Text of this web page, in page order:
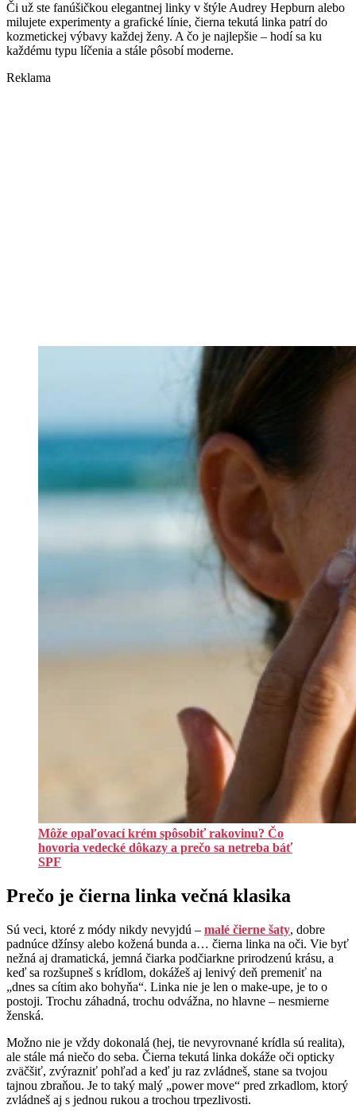
Či už ste fanúšičkou elegantnej linky v štýle Audrey Hepburn alebo
milujete experimenty a grafické línie, čierna tekutá linka patrí do
kozmetickej výbavy každej ženy. A čo je najlepšie – hodí sa ku
každému typu líčenia a stále pôsobí moderne.
Reklama
Môže opaľovací krém spôsobiť rakovinu? Čo
hovoria vedecké dôkazy a prečo sa netreba báť
SPF
Prečo je čierna linka večná klasika
Sú veci, ktoré z módy nikdy nevyjdú – malé čierne šaty, dobre
padnúce džínsy alebo kožená bunda a… čierna linka na oči. Vie byť
nežná aj dramatická, jemná čiarka podčiarkne prirodzenú krásu, a
keď sa rozšupneš s krídlom, dokážeš aj lenivý deň premeniť na
„dnes sa cítim ako bohyňa“. Linka nie je len o make-upe, je to o
postoji. Trochu záhadná, trochu odvážna, no hlavne – nesmierne
ženská.
Možno nie je vždy dokonalá (hej, tie nevyrovnané krídla sú realita),
ale stále má niečo do seba. Čierna tekutá linka dokáže oči opticky
zväčšiť, zvýrazniť pohľad a keď ju raz zvládneš, stane sa tvojou
tajnou zbraňou. Je to taký malý „power move“ pred zrkadlom, ktorý
zvládneš aj s jednou rukou a trochou trpezlivosti.